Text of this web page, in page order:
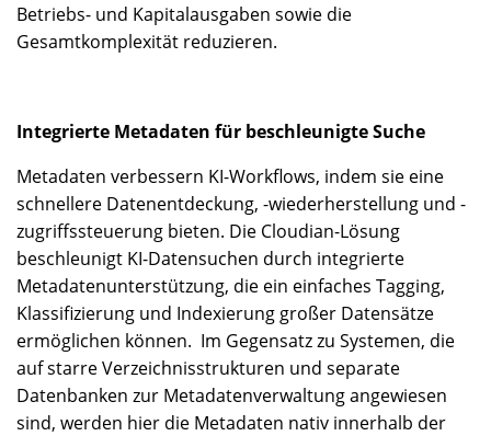
Betriebs- und Kapitalausgaben sowie die
Gesamtkomplexität reduzieren.
Integrierte Metadaten für beschleunigte Suche
Metadaten verbessern KI-Workflows, indem sie eine
schnellere Datenentdeckung, -wiederherstellung und -
zugriffssteuerung bieten. Die Cloudian-Lösung
beschleunigt KI-Datensuchen durch integrierte
Metadatenunterstützung, die ein einfaches Tagging,
Klassifizierung und Indexierung großer Datensätze
ermöglichen können. Im Gegensatz zu Systemen, die
auf starre Verzeichnisstrukturen und separate
Datenbanken zur Metadatenverwaltung angewiesen
sind, werden hier die Metadaten nativ innerhalb der